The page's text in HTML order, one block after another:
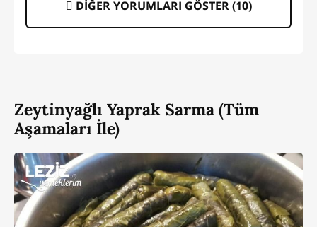
DİĞER YORUMLARI GÖSTER (10)
Zeytinyağlı Yaprak Sarma (Tüm
Aşamaları İle)